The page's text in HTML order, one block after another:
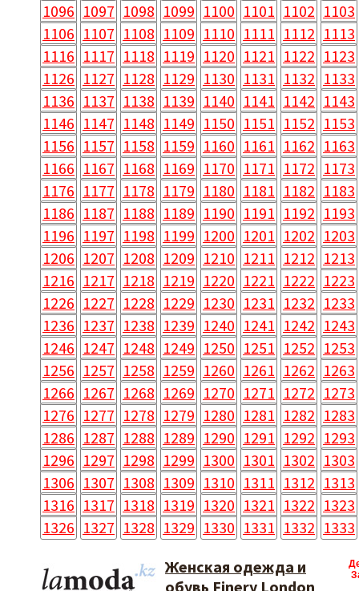
1096 1097 1098 1099 1100 1101 1102 1103
1106 1107 1108 1109 1110 1111 1112 1113
1116 1117 1118 1119 1120 1121 1122 1123
1126 1127 1128 1129 1130 1131 1132 1133
1136 1137 1138 1139 1140 1141 1142 1143
1146 1147 1148 1149 1150 1151 1152 1153
1156 1157 1158 1159 1160 1161 1162 1163
1166 1167 1168 1169 1170 1171 1172 1173
1176 1177 1178 1179 1180 1181 1182 1183
1186 1187 1188 1189 1190 1191 1192 1193
1196 1197 1198 1199 1200 1201 1202 1203
1206 1207 1208 1209 1210 1211 1212 1213
1216 1217 1218 1219 1220 1221 1222 1223
1226 1227 1228 1229 1230 1231 1232 1233
1236 1237 1238 1239 1240 1241 1242 1243
1246 1247 1248 1249 1250 1251 1252 1253
1256 1257 1258 1259 1260 1261 1262 1263
1266 1267 1268 1269 1270 1271 1272 1273
1276 1277 1278 1279 1280 1281 1282 1283
1286 1287 1288 1289 1290 1291 1292 1293
1296 1297 1298 1299 1300 1301 1302 1303
1306 1307 1308 1309 1310 1311 1312 1313
1316 1317 1318 1319 1320 1321 1322 1323
1326 1327 1328 1329 1330 1331 1332 1333
Женская одежда и
обувь Finery London